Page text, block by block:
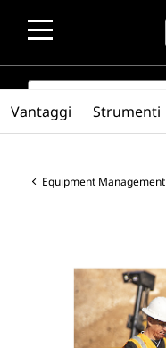
SEARCH
Equipment Management
Vantaggi Strumenti